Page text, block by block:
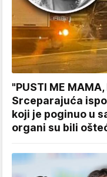
"PUSTI ME MAMA,
Srceparajuća
koji je poginuo u
organi su bili